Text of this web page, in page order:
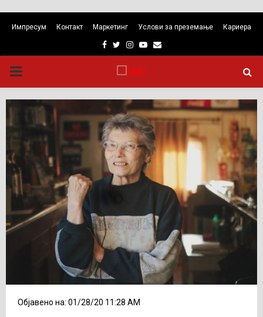
Импресум Контакт Маркетинг Услови за преземање Кариера
Facebook
TwitterInstagram
Youtube
Email
PRIMARY
MENU
Објавено на: 01/28/20 11:28 AM